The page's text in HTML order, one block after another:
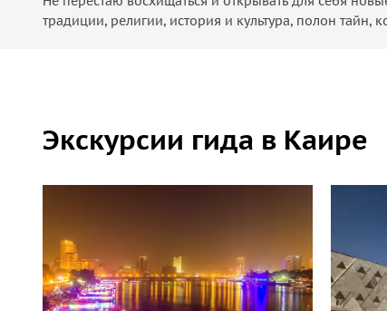
традиции, религии, история и культура, полон
Экскурсии гида в Каире